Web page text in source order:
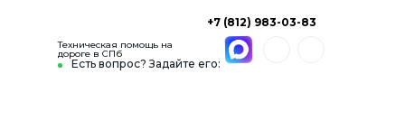
Есть вопрос? Задайте его:
+7 (812) 983-03-83
Техническая помощь на
дороге в СПб